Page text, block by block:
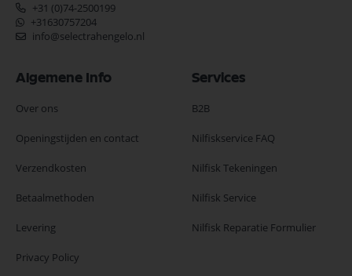
+31 (0)74-2500199
+31630757204
info@selectrahengelo.nl
Algemene Info
Over ons
Openingstijden en contact
Verzendkosten
Betaalmethoden
Levering
Privacy Policy
Services
B2B
Nilfiskservice FAQ
Nilfisk Tekeningen
Nilfisk Service
Nilfisk Reparatie Formulier